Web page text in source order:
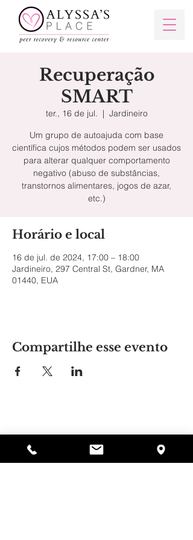
Recuperação
SMART
ter., 16 de jul.
  |
Jardineiro
Um grupo de autoajuda com base
científica cujos métodos podem ser usados
para alterar qualquer comportamento
negativo (abuso de substâncias,
transtornos alimentares, jogos de azar,
etc.)
Horário e local
16 de jul. de 2024, 17:00 – 18:00
Jardineiro, 297 Central St, Gardner, MA
01440, EUA
Compartilhe esse evento
978-364-0920